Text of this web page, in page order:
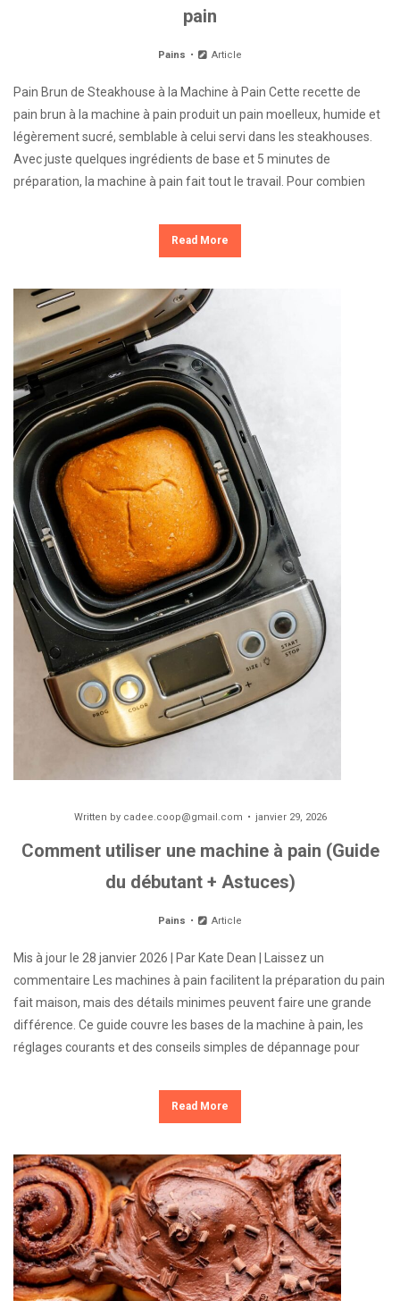
pain
Pains Article
Pain Brun de Steakhouse à la Machine à Pain Cette recette de
pain brun à la machine à pain produit un pain moelleux, humide et
légèrement sucré, semblable à celui servi dans les steakhouses.
Avec juste quelques ingrédients de base et 5 minutes de
préparation, la machine à pain fait tout le travail. Pour combien
Read More
Written by cadee.coop@gmail.com janvier 29, 2026
Comment utiliser une machine à pain (Guide
du débutant + Astuces)
Pains Article
Mis à jour le 28 janvier 2026 | Par Kate Dean | Laissez un
commentaire Les machines à pain facilitent la préparation du pain
fait maison, mais des détails minimes peuvent faire une grande
différence. Ce guide couvre les bases de la machine à pain, les
réglages courants et des conseils simples de dépannage pour
Read More